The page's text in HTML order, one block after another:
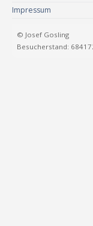
Impressum
© Josef Gosling
Besucherstand: